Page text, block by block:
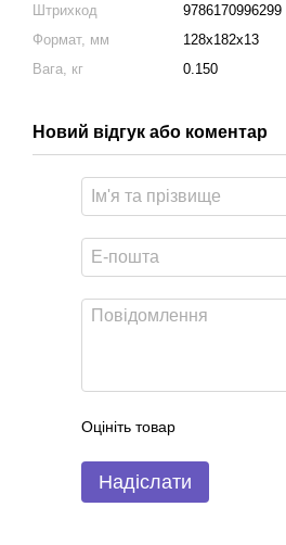
Штрихкод
9786170996299
Формат, мм
128x182x13
Вага, кг
0.150
Новий відгук або коментар
Оцініть товар
Надіслати